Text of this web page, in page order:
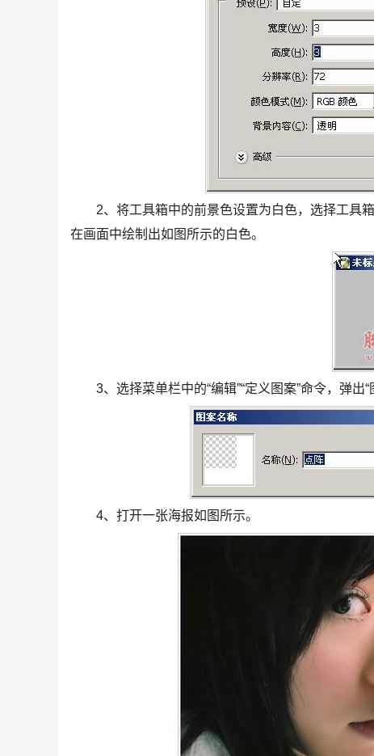
2、将工具箱中的前景色设置为白色，选择工具箱
在画面中绘制出如图所示的白色。
3、选择菜单栏中的“编辑”“定义图案”命令，弹出“
4、打开一张海报如图所示。